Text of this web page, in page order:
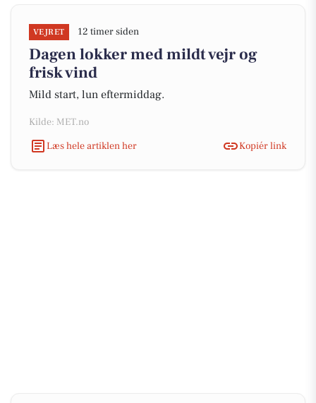
VEJRET 12 timer siden
Dagen lokker med mildt vejr og
frisk vind
Mild start, lun eftermiddag.
Kilde: MET.no
Læs hele artiklen her
Kopiér link